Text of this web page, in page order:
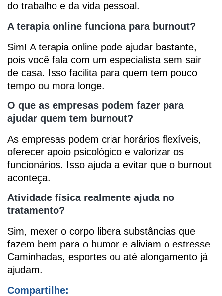
do trabalho e da vida pessoal.
A terapia online funciona para burnout?
Sim! A terapia online pode ajudar bastante,
pois você fala com um especialista sem sair
de casa. Isso facilita para quem tem pouco
tempo ou mora longe.
O que as empresas podem fazer para
ajudar quem tem burnout?
As empresas podem criar horários flexíveis,
oferecer apoio psicológico e valorizar os
funcionários. Isso ajuda a evitar que o burnout
aconteça.
Atividade física realmente ajuda no
tratamento?
Sim, mexer o corpo libera substâncias que
fazem bem para o humor e aliviam o estresse.
Caminhadas, esportes ou até alongamento já
ajudam.
Compartilhe: